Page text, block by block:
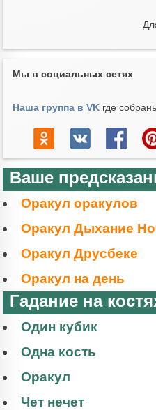
Мы в социальных сетях
Наша группа в VKгде
Ваше
Оракул оракулов
Оракул Дыхание
Оракул Друсбеке
Оракул на день
Гадание на
Один кубик
Одна кость
Оракул
Чет нечет